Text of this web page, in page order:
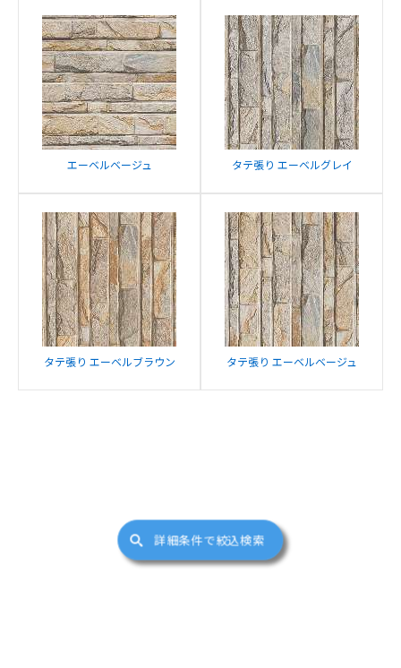
エーベルベージュ タテ張り エーベルグレイ
タテ張り エーベルブラウン タテ張り エーベルベージュ
詳細条件で絞込検索